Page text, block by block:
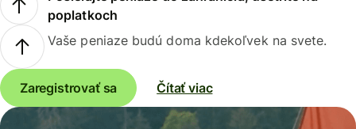
poplatkoch
Vaše peniaze budú doma kdekoľvek na svete.
Zaregistrovať sa Čítať viac